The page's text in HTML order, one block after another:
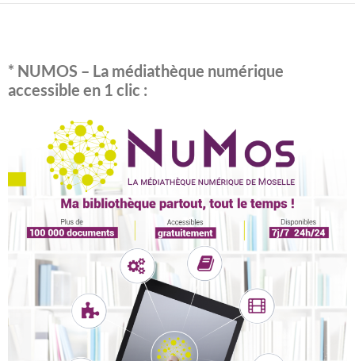
* NUMOS – La médiathèque numérique
accessible en 1 clic :